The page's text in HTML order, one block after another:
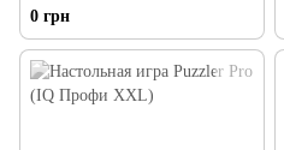
0 грн